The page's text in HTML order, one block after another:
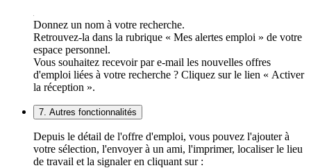
Donnez un nom à votre recherche.
Retrouvez-la dans la rubrique « Mes alertes emploi » de votre
espace personnel.
Vous souhaitez recevoir par e-mail les nouvelles offres
d'emploi liées à votre recherche ? Cliquez sur le lien « Activer
la réception ».
7. Autres fonctionnalités
Depuis le détail de l'offre d'emploi, vous pouvez l'ajouter à
votre sélection, l'envoyer à un ami, l'imprimer, localiser le lieu
de travail et la signaler en cliquant sur :